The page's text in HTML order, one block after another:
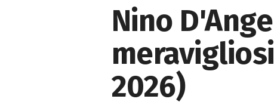
Nino
2026)